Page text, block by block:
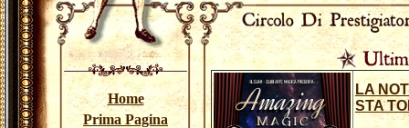
Home
Prima Pagina
LA
STA